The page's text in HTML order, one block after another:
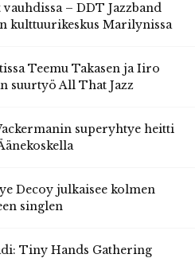
– DDT Jazzband
kulttuurikeskus Marilynissa
Teemu Takasen ja Iiro
suurtyö All That Jazz
superyhtye heitti
Decoy julkaisee kolmen
singlen
Tiny Hands Gathering